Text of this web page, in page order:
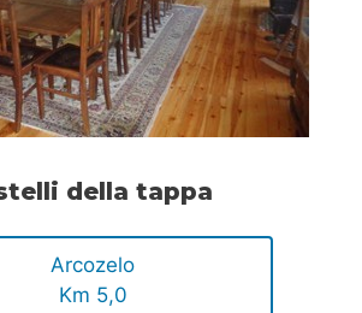
della tappa
Arcozelo
Km 5,0